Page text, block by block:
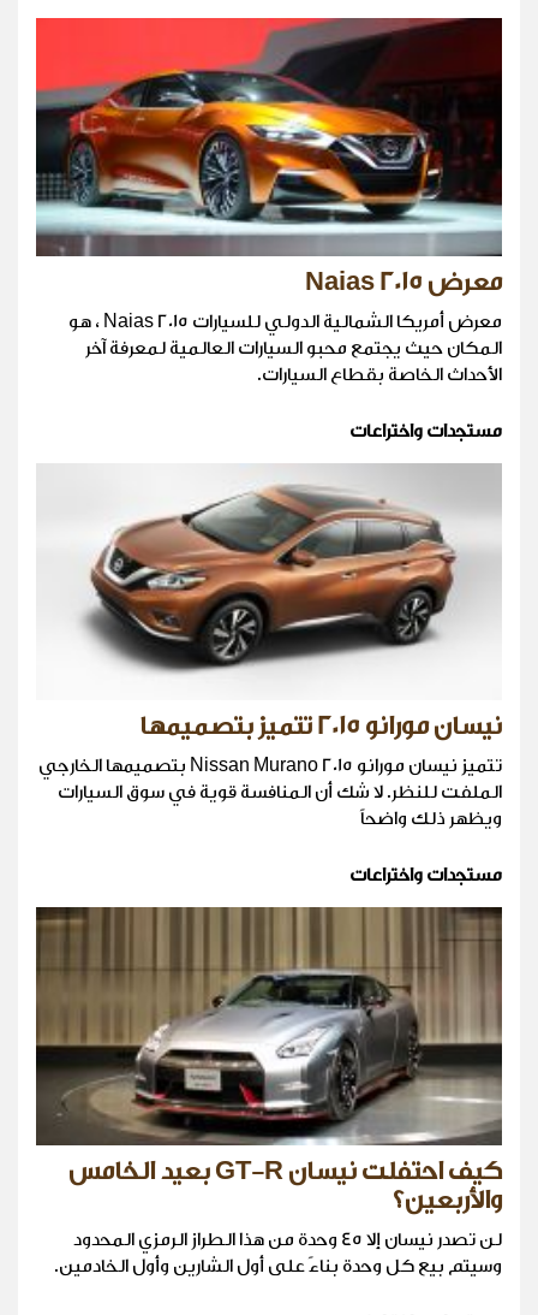
معرض 2015 Naias
معرض أمريكا الشمالية الدولي للسيارات 2015 Naias ، هو
المكان حيث يجتمع محبو السيارات العالمية لمعرفة آخر
الأحداث الخاصة بقطاع السيارات.
مستجدات واختراعات
نيسان مورانو 2015 تتميز بتصميمها
تتميز نيسان مورانو Nissan Murano 2015 بتصميمها الخارجي
الملفت للنظر. لا شك أن المنافسة قوية في سوق السيارات
ويظهر ذلك واضحاً
مستجدات واختراعات
كيف احتفلت نيسان GT-R بعيد الخامس
والأربعين؟
لن تصدر نيسان إلا 45 وحدة من هذا الطراز الرمزي المحدود
وسيتم بيع كل وحدة بناءً على أول الشارين وأول الخادمين.